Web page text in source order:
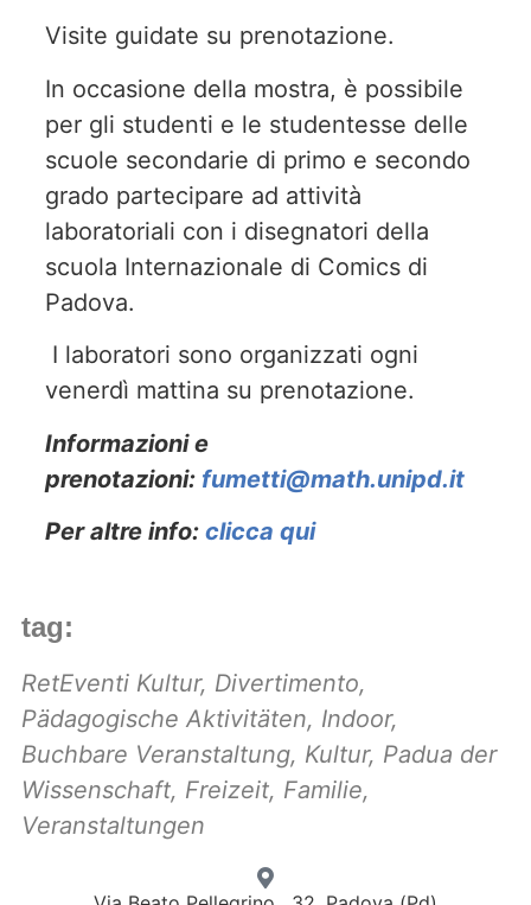
Visite guidate su prenotazione.
In occasione della mostra, è possibile
per gli studenti e le studentesse delle
scuole secondarie di primo e secondo
grado partecipare ad attività
laboratoriali con i disegnatori della
scuola Internazionale di Comics di
Padova.
I laboratori sono organizzati ogni
venerdì mattina su prenotazione.
Informazioni e
prenotazioni: fumetti@math.unipd.it
Per altre info: clicca qui
tag:
RetEventi Kultur, Divertimento,
Pädagogische Aktivitäten, Indoor,
Buchbare Veranstaltung, Kultur, Padua der
Wissenschaft, Freizeit, Familie,
Veranstaltungen